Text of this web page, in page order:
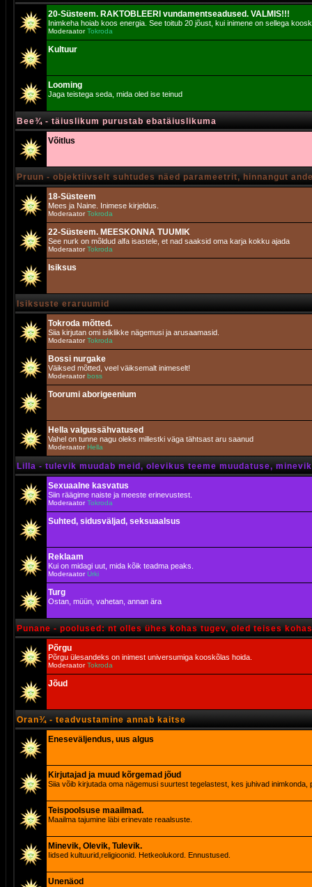
20-Süsteem. RAKTOBLEERI vundamentseadused. VALMIS!!!
Inimkeha hoiab koos energia. See toitub 20 jõust, kui inimene on sellega
ModeraatorTokroda
Kultuur
Looming
Jaga teistega seda, mida oled ise teinud
Bee¾ - täiuslikum purustab ebatäiuslikuma
Võitlus
Pruun - objektiivselt suhtudes näed parameetrit, hinnangut
18-Süsteem
Mees ja Naine. Inimese kirjeldus.
ModeraatorTokroda
22-Süsteem. MEESKONNA TUUMIK
See nurk on mõldud alfa isastele, et nad saaksid oma karja kokku ajada
ModeraatorTokroda
Isiksus
Isiksuste eraruumid
Tokroda mõtted.
Siia kirjutan omi isiklikke nägemusi ja arusaamasid.
ModeraatorTokroda
Bossi nurgake
Väiksed mõtted, veel väiksemalt inimeselt!
Moderaatorboss
Toorumi aborigeenium
Hella valgussähvatused
Vahel on tunne nagu oleks millestki väga tähtsast aru saanud
Moderaator Hella
Lilla - tulevik muudab meid, olevikus teeme muudatuse,
Sexuaalne kasvatus
Siin räägime naiste ja meeste erinevustest.
ModeraatorTokroda
Suhted, sidusväljad, seksuaalsus
Reklaam
Kui on midagi uut, mida kõik teadma peaks.
ModeraatorUrki
Turg
Ostan, müün, vahetan, annan ära
Punane - poolused: nt olles ühes kohas tugev, oled teises
Põrgu
Põrgu ülesandeks on inimest universumiga kooskõlas hoida.
ModeraatorTokroda
Jõud
Oran¾ - teadvustamine annab kaitse
Eneseväljendus, uus algus
Kirjutajad ja muud kõrgemad jõud
Siia võib kirjutada oma nägemusi suurtest tegelastest, kes juhivad inimkonda,
Teispoolsuse maailmad.
Maailma tajumine läbi erinevate reaalsuste.
Minevik, Olevik, Tulevik.
Iidsed kultuurid,religioonid. Hetkeolukord. Ennustused.
Unenäod